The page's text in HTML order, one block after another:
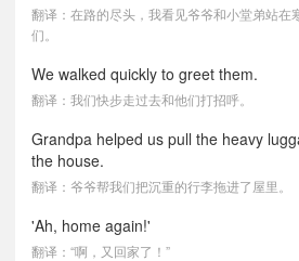
翻译：在路的尽头，我看见爷爷和小堂弟站在
们。
We walked quickly to greet them.
翻译：我们快步走过去和他们打招呼。
Grandpa helped us pull the heavy
the house.
翻译：爷爷帮我们把沉重的行李拖进了屋里。
'Ah, home again!'
翻译：“啊，又回家了！”